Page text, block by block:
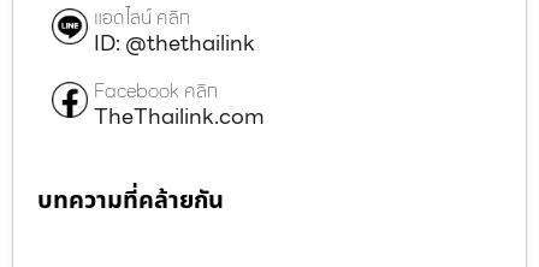
แอดไลน์ คลิก
ID: @thethailink
Facebook คลิก
TheThailink.com
บทความที่คล้ายกัน